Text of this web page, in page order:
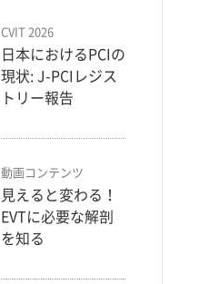
CVIT 2026
日本におけるPCIの
現状: J-PCIレジス
トリー報告
動画コンテンツ
見えると変わる！
EVTに必要な解剖
を知る